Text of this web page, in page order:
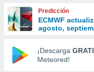
y
forma
digital
basada
Predicción
ECMWF
agosto,
¡Descarga
Meteored!